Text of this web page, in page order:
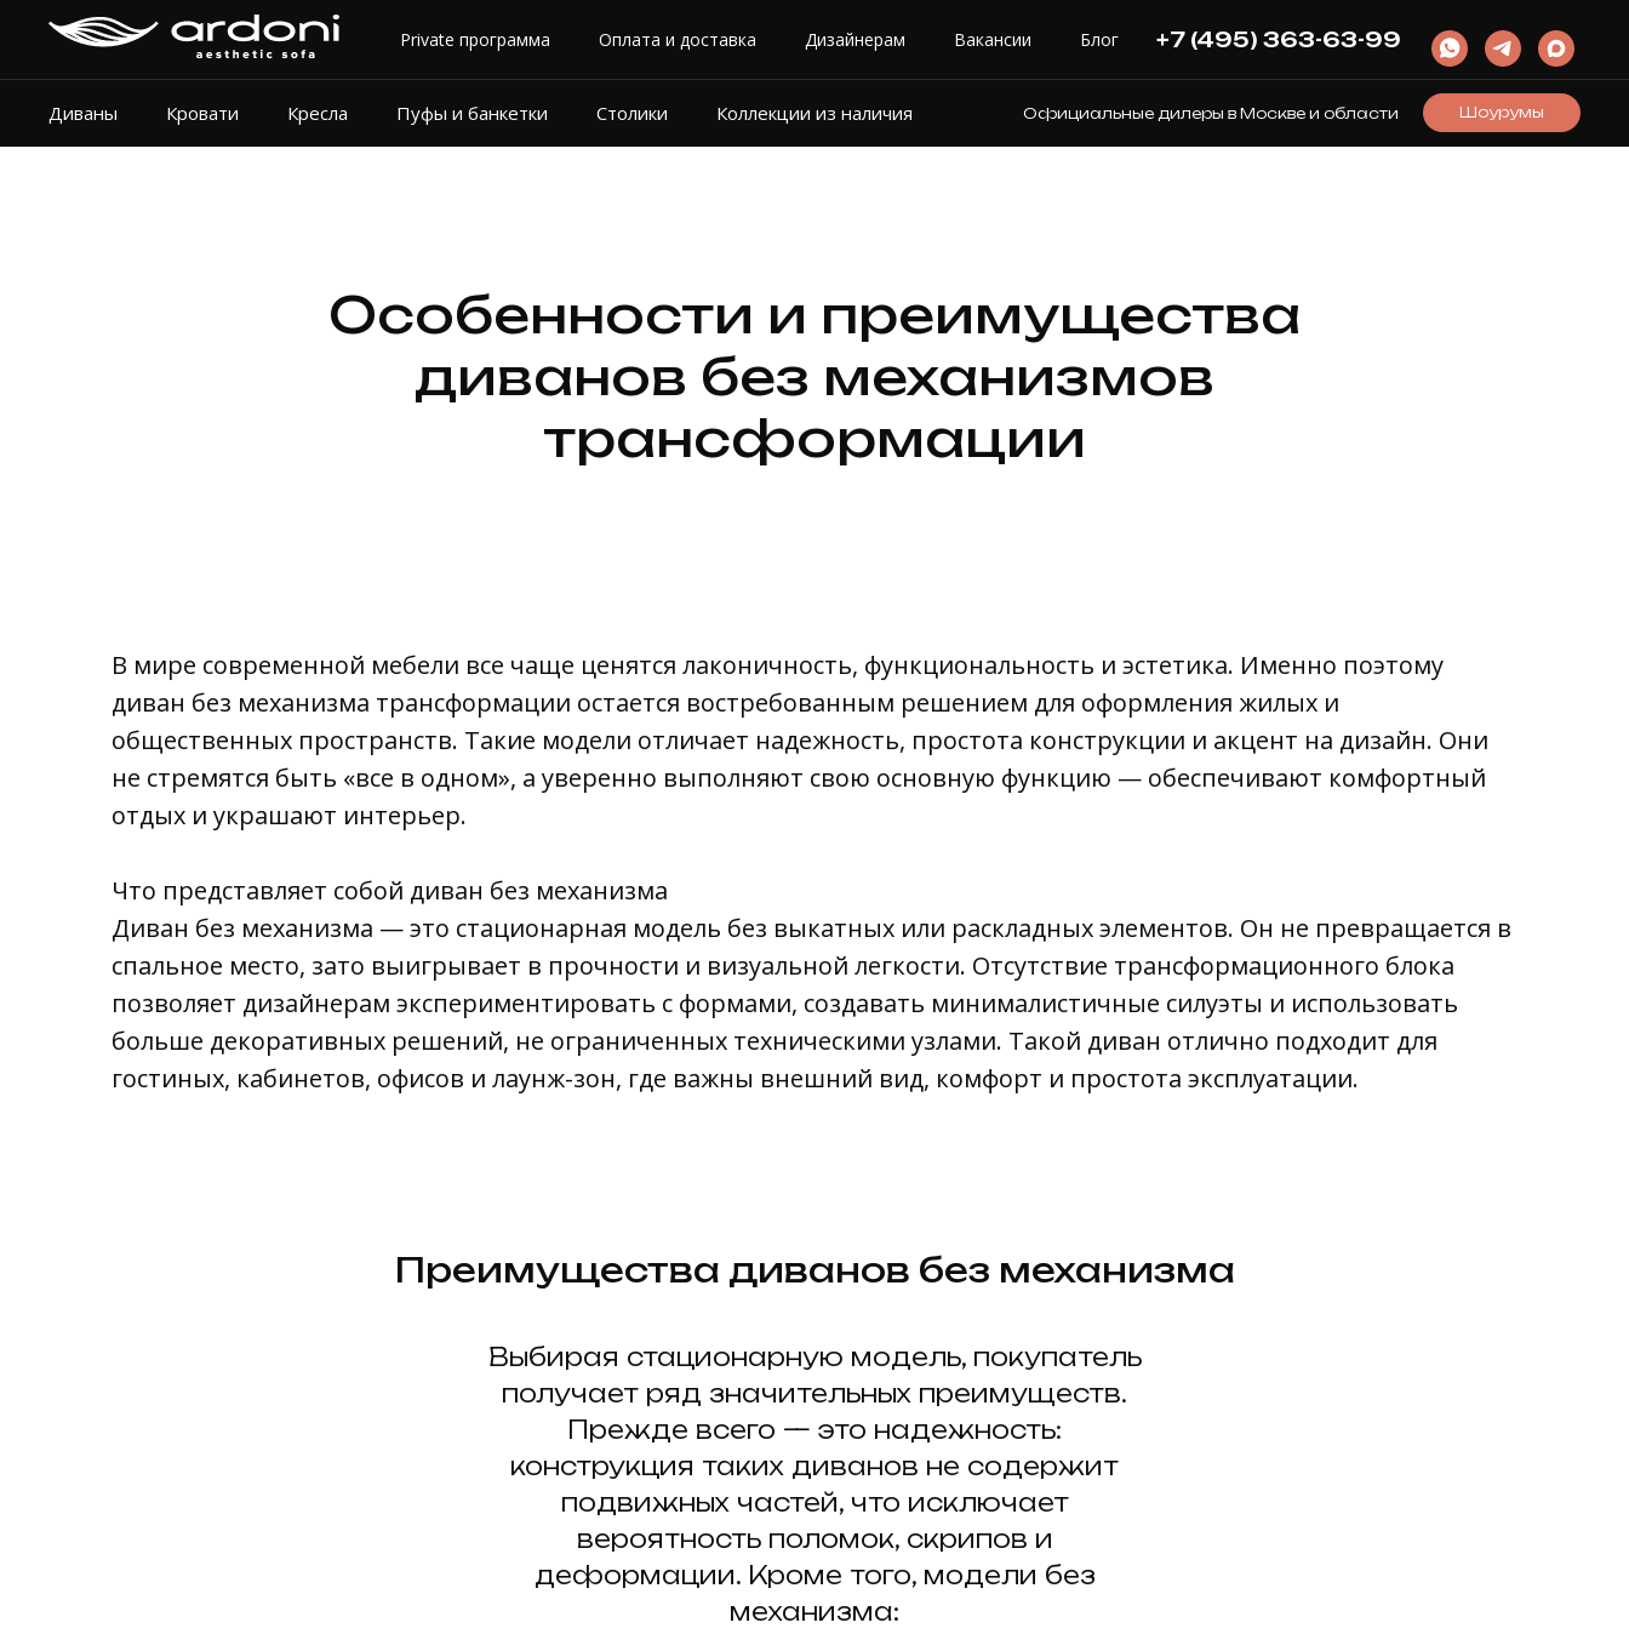
Private программа Оплата и доставка Дизайнерам Вакансии Блог +7 (495) 363-63-99
Диваны Кровати Кресла Пуфы и банкетки Столики Коллекции из наличия Официальные дилеры в Москве и области Шоурумы
Особенности и преимущества
диванов без механизмов
трансформации
В мире современной мебели все чаще ценятся лаконичность, функциональность и эстетика. Именно поэтому
диван без механизма трансформации остается востребованным решением для оформления жилых и
общественных пространств. Такие модели отличает надежность, простота конструкции и акцент на дизайн. Они
не стремятся быть «все в одном», а уверенно выполняют свою основную функцию — обеспечивают комфортный
отдых и украшают интерьер.
Что представляет собой диван без механизма
Диван без механизма — это стационарная модель без выкатных или раскладных элементов. Он не превращается в
спальное место, зато выигрывает в прочности и визуальной легкости. Отсутствие трансформационного блока
позволяет дизайнерам экспериментировать с формами, создавать минималистичные силуэты и использовать
больше декоративных решений, не ограниченных техническими узлами. Такой диван отлично подходит для
гостиных, кабинетов, офисов и лаунж-зон, где важны внешний вид, комфорт и простота эксплуатации.
Преимущества диванов без механизма
Выбирая стационарную модель, покупатель
получает ряд значительных преимуществ.
Прежде всего — это надежность:
конструкция таких диванов не содержит
подвижных частей, что исключает
вероятность поломок, скрипов и
деформации. Кроме того, модели без
механизма: